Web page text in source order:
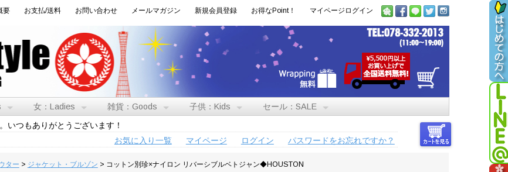
要 お支払/送料 お問い合わせ メールマガジン 新規会員登録 お得なPoint！ マイページログイン
女：Ladies 雑貨：Goods 子供：Kids セール：SALE
つもありがとうございます！
お気に入り一覧
マイページ ログイン パスワードをお忘れですか？
ター > ジャケット・ブルゾン > コットン別珍×ナイロン リバーシブルベトジャン◆HOUSTON